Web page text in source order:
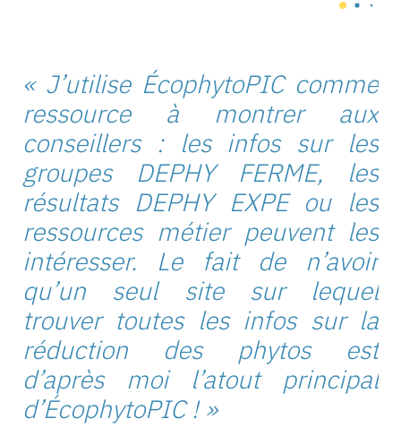
« J’utilise ÉcophytoPICcomme
ressource à montrer aux
conseillers : les infos sur les
groupes DEPHY FERME, les
résultats DEPHY EXPE ou les
ressources métier peuvent les
intéresser. Le fait de n’avoir
qu’un seul site sur lequel
trouver toutes les infos sur la
réduction des phytos est
d’après moi l’atout principal
d’ÉcophytoPIC! »